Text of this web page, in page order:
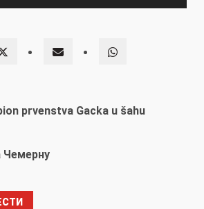
prvenstva Gacka u šahu
Чемерну